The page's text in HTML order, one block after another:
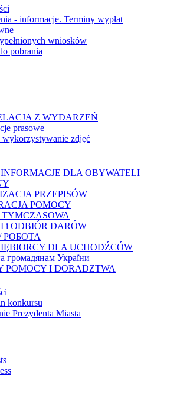
- informacje. Terminy wypłat
wniosków
pobrania
Z WYDARZEŃ
prasowe
wykorzystywanie zdjęć
DLA OBYWATELI
PRZEPISÓW
POMOCY
i ODBIÓR DARÓW
РОБОТА
DLA UCHODŹCÓW
громадянам України
POMOCY I DORADZTWA
konkursu
Prezydenta Miasta